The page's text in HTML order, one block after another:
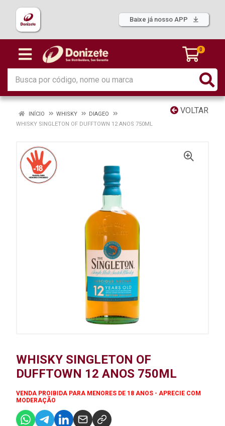
Baixe já nosso APP
0
VOLTAR
INÍCIO WHISKY
DIAGEO
WHISKY SINGLETON OF DUFFTOWN 12 ANOS 750ML
WHISKY SINGLETON OF
DUFFTOWN 12 ANOS 750ML
VENDA PROIBIDA PARA MENORES DE 18 ANOS - APRECIE COM
MODERAÇÃO